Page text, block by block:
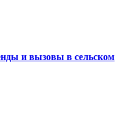
и вызовы в сельском